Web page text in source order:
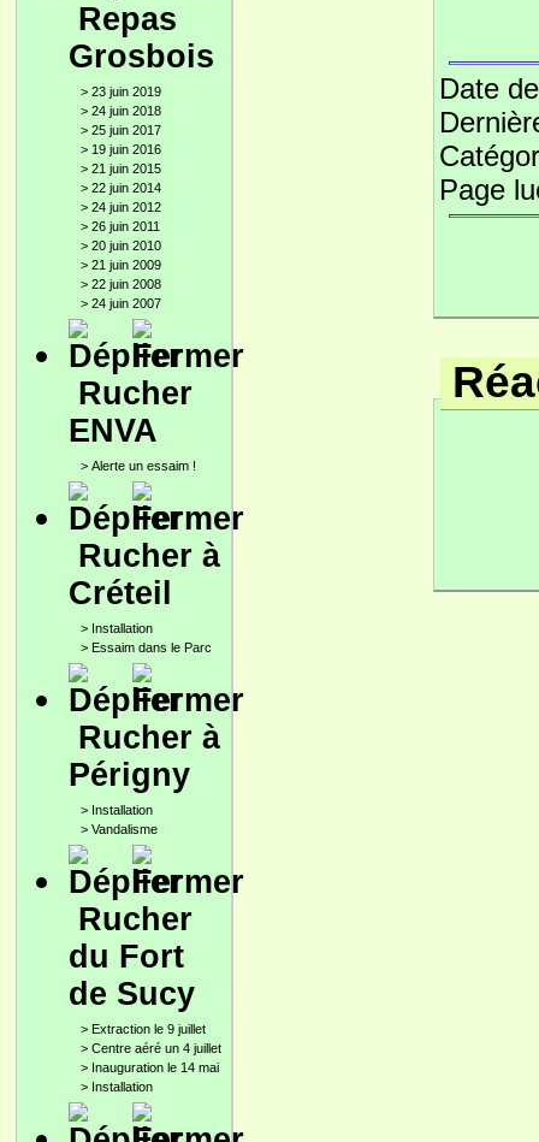
Repas
Grosbois
> 23 juin 2019
> 24 juin 2018
> 25 juin 2017
> 19 juin 2016
> 21 juin 2015
> 22 juin 2014
> 24 juin 2012
> 26 juin 2011
> 20 juin 2010
> 21 juin 2009
> 22 juin 2008
> 24 juin 2007
Rucher
ENVA
> Alerte un essaim !
Rucher à
Créteil
> Installation
> Essaim dans le Parc
Rucher à
Périgny
> Installation
> Vandalisme
Rucher
du Fort
de Sucy
> Extraction le 9 juillet
> Centre aéré un 4 juillet
> Inauguration le 14 mai
> Installation
Date
Page